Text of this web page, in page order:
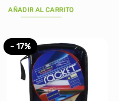
original
era:
actual
AÑADIR AL CARRITO
- 17%